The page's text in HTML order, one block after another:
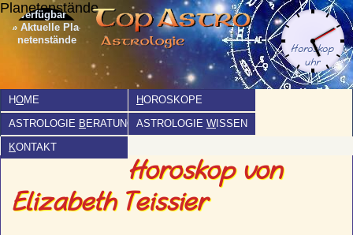
Planetenstände
» Aktuelle Pla­
netenstände
HOME HOROSKOPE
ASTROLOGIE B ERATUNG ASTROLOGIE W ISSEN
KONTAKT
Horoskop von
Elizabeth Teissier